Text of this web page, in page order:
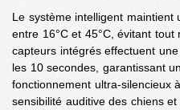
Le système intelligent maintient
entre 16°C et 45°C, évitant
capteurs intégrés effectuent
les 10 secondes, garantissant
fonctionnement ultra-silencieux
sensibilité auditive des chiens